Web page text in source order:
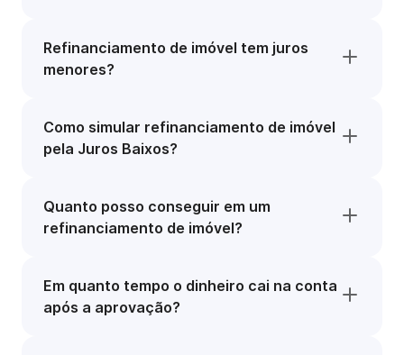
Refinanciamento de imóvel tem juros
menores?
Como simular refinanciamento de imóvel
pela Juros Baixos?
Quanto posso conseguir em um
refinanciamento de imóvel?
Em quanto tempo o dinheiro cai na conta
após a aprovação?